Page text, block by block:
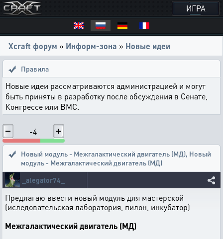
ИГРА
Xcraft форум » Информ-зона » Новые идеи
Правила
Новые идеи рассматриваются администрацией и могут
быть приняты в разработку после обсуждения в Сенате,
Конгрессе или ВМС.
-4
Новый модуль - Межгалактический двигатель (МД), Новый
модуль - Межгалактический двигатель (МД)
_alegator74_
Предлагаю ввести новый модуль для мастерской
(иследовательская лаборатория, пилон, инкубатор)
Межгалактический двигатель (МД)